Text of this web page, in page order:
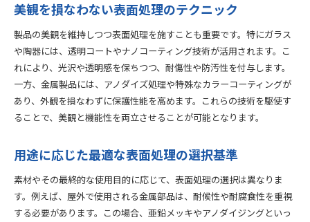
美観を損なわない表面処理のテクニック
製品の美観を維持しつつ表面処理を施すことも重要です。特にガラス
や陶器には、透明コートやナノコーティング技術が活用されます。こ
れにより、光沢や透明感を保ちつつ、耐傷性や防汚性を付与します。
一方、金属製品には、アノダイズ処理や特殊なカラーコーティングが
あり、外観を損なわずに保護性能を高めます。これらの技術を駆使す
ることで、美観と機能性を両立させることが可能となります。
用途に応じた最適な表面処理の選択基準
素材やその最終的な使用目的に応じて、表面処理の選択は異なりま
す。例えば、屋外で使用される金属部品は、耐候性や耐腐食性を重視
する必要があります。この場合、亜鉛メッキやアノダイジングといっ